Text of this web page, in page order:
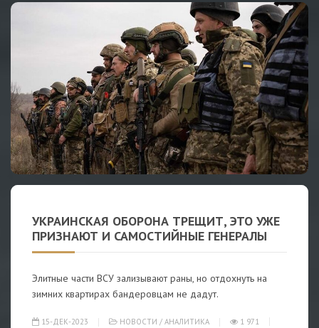
УКРАИНСКАЯ ОБОРОНА ТРЕЩИТ, ЭТО УЖЕ
ПРИЗНАЮТ И САМОСТИЙНЫЕ ГЕНЕРАЛЫ
Элитные части ВСУ зализывают раны, но отдохнуть на
зимних квартирах бандеровцам не дадут.
15-ДЕК-2023 НОВОСТИ / АНАЛИТИКА
1 971